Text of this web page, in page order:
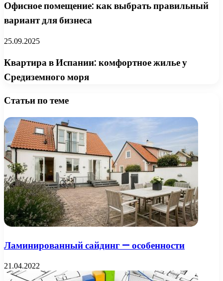
Офисное помещение: как выбрать правильный
вариант для бизнеса
25.09.2025
Квартира в Испании: комфортное жилье у
Средиземного моря
Статьи по теме
Ламинированный сайдинг — особенности
21.04.2022